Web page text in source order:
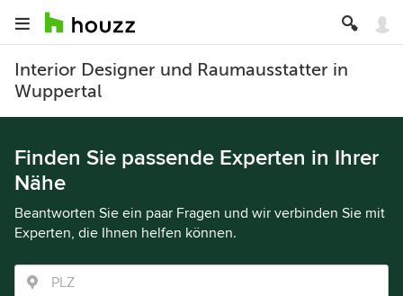
Interior Designer und Raumausstatter in
Wuppertal
Finden Sie passende Experten in Ihrer
Nähe
Beantworten Sie ein paar Fragen und wir verbinden Sie mit
Experten, die Ihnen helfen können.